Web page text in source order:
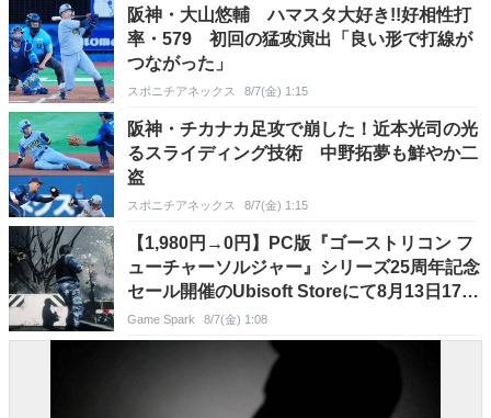
阪神・大山悠輔 ハマスタ大好き!!好相性打
率・579 初回の猛攻演出「良い形で打線が
つながった」
スポニチアネックス 8/7(金) 1:15
阪神・チカナカ足攻で崩した！近本光司の光
るスライディング技術 中野拓夢も鮮やか二
盗
スポニチアネックス 8/7(金) 1:15
【1,980円→0円】PC版『ゴーストリコン フ
ューチャーソルジャー』シリーズ25周年記念
セール開催のUbisoft Storeにて8月13日17時
まで無料配布
Game Spark 8/7(金) 1:08